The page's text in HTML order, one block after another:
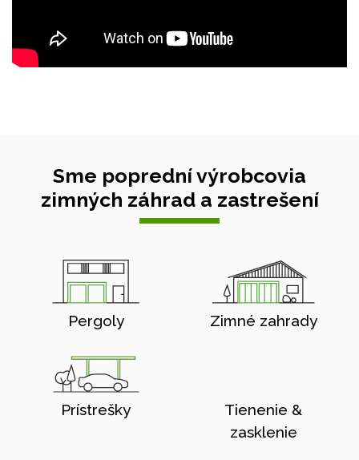
Sme poprední výrobcovia
zimných záhrad a zastrešení
Pergoly Zimné zahrady
Prístrešky
Tienenie &
zasklenie